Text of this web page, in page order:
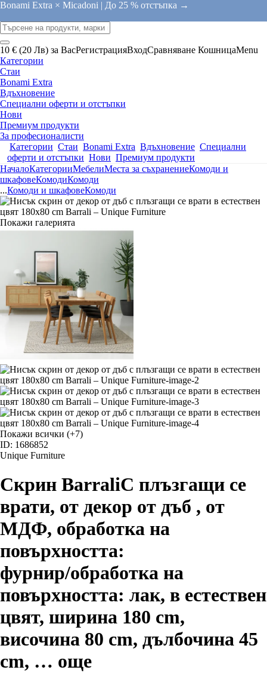
Bonami Extra × Micadoni | До 25 % отстъпка →
10 € (20 Лв) за ВасРегистрацияВходСравняване КошницаMenu
Категории
Стаи
Bonami Extra
Вдъхновение
Специални оферти и отстъпки
Нови
Премиум продукти
За професионалисти
Категории Стаи Bonami Extra Вдъхновение Специални
оферти и отстъпки Нови Премиум продукти
НачалоКатегорииМебелиМеста за съхранениеКомоди и
шкафовеКомодиКомоди
...Комоди и шкафовеКомоди
Покажи галерията
Покажи всички (+7)
ID: 1686852
Unique Furniture
Скрин BarraliС плъзгащи се
врати, от декор от дъб , от
МДФ, oбработка на
повърхността:
фурнир/oбработка на
повърхността: лак, в естествен
цвят, ширина 180 cm,
височина 80 cm, дълбочина 45
cm, … още